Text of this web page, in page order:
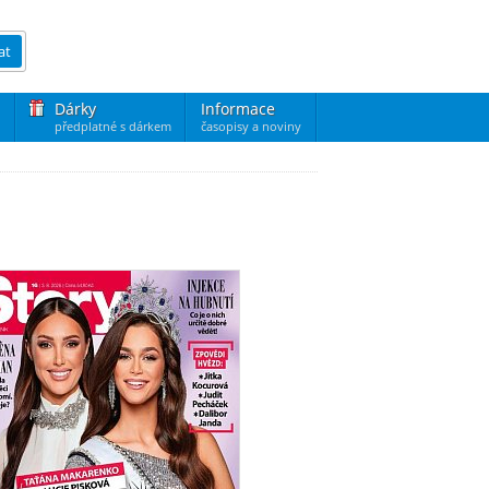
Dárky
předplatné s dárkem
Informace
časopisy a noviny